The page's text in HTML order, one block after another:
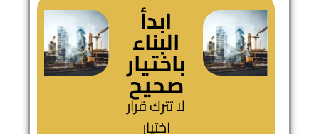
ابدأ
البناء
باختيار
صحيح
لا تترك قرار
اختيار